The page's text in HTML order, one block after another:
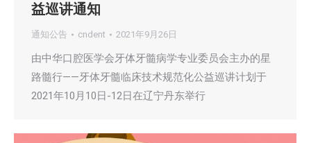
益巡讲通知
通知公告 cndent 2021年9月26日
由中华口腔医学会牙体牙髓病学专业委员会主办的星
路髓行——牙体牙髓临床技术规范化公益巡讲计划于
2021年10月10日-12日在辽宁丹东举行